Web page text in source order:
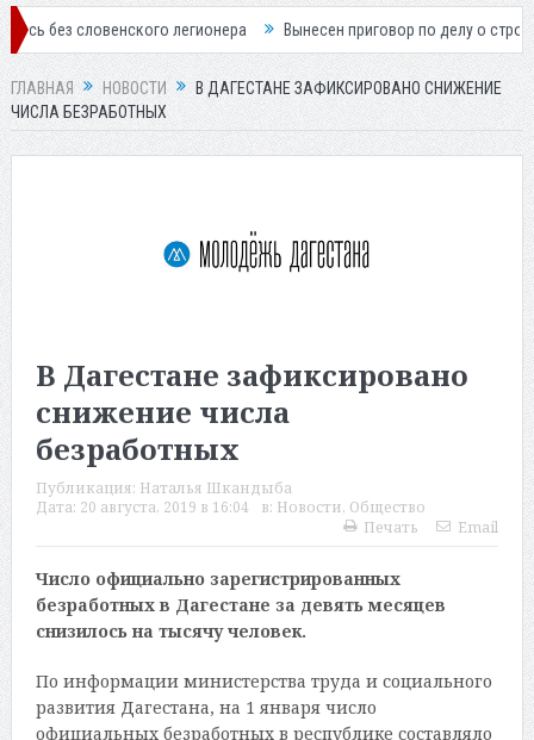
легионера Вынесен приговор по делу о строительстве
ГЛАВНАЯ НОВОСТИ
В ДАГЕСТАНЕ ЗАФИКСИРОВАНО СНИЖЕНИЕ
ЧИСЛА БЕЗРАБОТНЫХ
В Дагестане зафиксировано
снижение числа
безработных
Публикация: Наталья Шкандыба
Дата: 20 августа, 2019 в 16:04 в: Новости, Общество
Печать
Email
Число официально зарегистрированных
безработных в Дагестане за девять месяцев
снизилось на тысячу человек.
По информации министерства труда и социального
развития Дагестана, на 1 января число
официальных безработных в республике составляло